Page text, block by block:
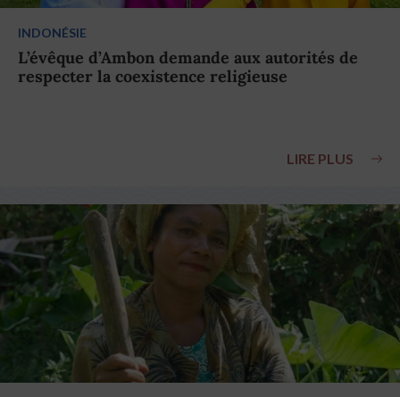
INDONÉSIE
L’évêque d’Ambon demande aux autorités de
respecter la coexistence religieuse
LIRE PLUS